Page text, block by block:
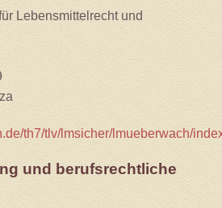
Lebensmittelrecht und
th7/tlv/lmsicher/lmueberwach/
und berufsrechtliche